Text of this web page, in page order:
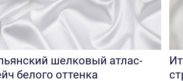
шелковый атлас-
белого оттенка